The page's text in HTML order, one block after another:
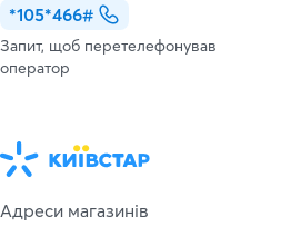
*105*466#
Запит, щоб перетелефонував
оператор
Адреси магазинів